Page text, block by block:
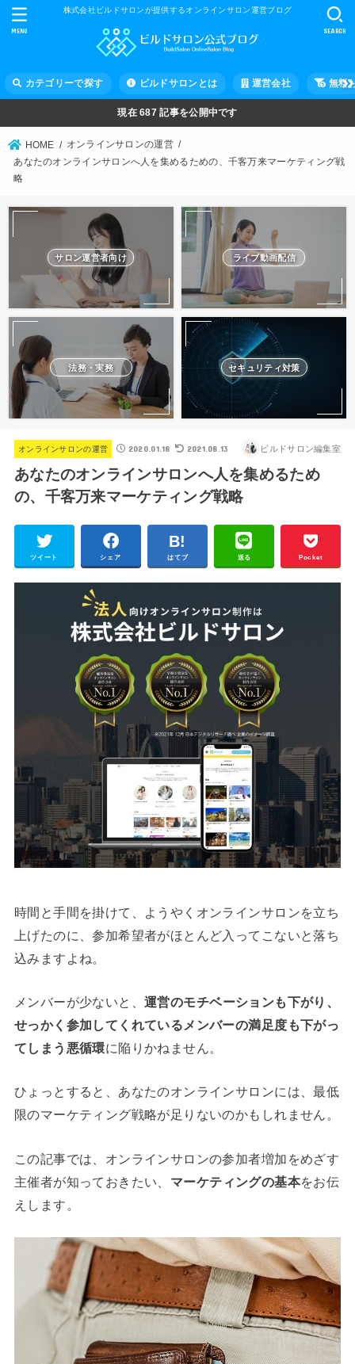
株式会社ビルドサロンが提供するオンラインサロン運営ブログ
カテゴリーで探す ビルドサロンとは 運営会社 無料
SEARCH
MENU
現在687 記事を公開中です
HOME
オンラインサロンの運営
あなたのオンラインサロンへ人を集めるための、千客万来マーケティング戦
略
サロン運営者向け ライブ動画配信
法務・実務 セキュリティ対策
オンラインサロンの運営 2020.01.18 2021.08.13 ビルドサロン編集室
あなたのオンラインサロンへ人を集めるため
の、千客万来マーケティング戦略
ツイート シェア はてブ 送る Pocket
時間と手間を掛けて、ようやくオンラインサロンを立ち
上げたのに、参加希望者がほとんど入ってこないと落ち
込みますよね。
メンバーが少ないと、運営のモチベーションも下がり、
せっかく参加してくれているメンバーの満足度も下がっ
てしまう悪循環に陥りかねません。
ひょっとすると、あなたのオンラインサロンには、最低
限のマーケティング戦略が足りないのかもしれません。
この記事では、オンラインサロンの参加者増加をめざす
主催者が知っておきたい、 マーケティングの基本をお伝
えします。